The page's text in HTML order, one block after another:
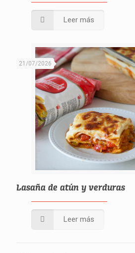
Leer más
21/07/2026
Lasaña de atún y verduras
Leer más